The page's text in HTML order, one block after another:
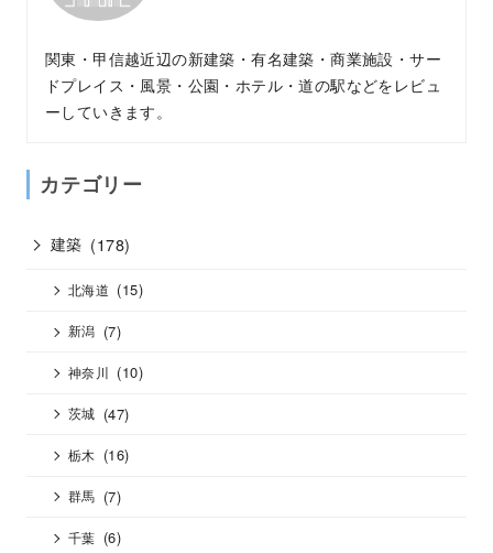
関東・甲信越近辺の新建築・有名建築・商業施設・サー
ドプレイス・風景・公園・ホテル・道の駅などをレビュ
ーしていきます。
カテゴリー
建築 (178)
北海道 (15)
新潟 (7)
神奈川 (10)
茨城 (47)
栃木 (16)
群馬 (7)
千葉 (6)